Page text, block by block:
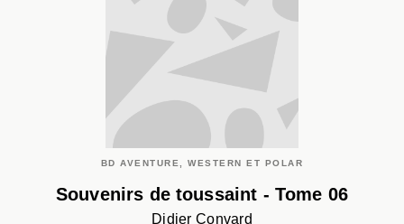
BD AVENTURE, WESTERN ET POLAR
Souvenirs de toussaint - Tome 06
Didier Convard